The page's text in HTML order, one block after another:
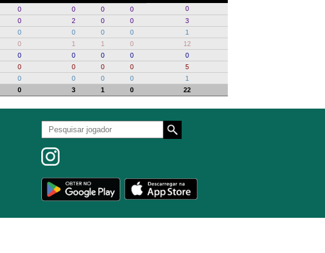
0 0 0 0
0
0 2 0 0
3
0 0 0 0
1
0 1 1 0
12
0 0 0 0
0
0 0 0 0
5
0 0 0 0
1
0 3 1 0 22